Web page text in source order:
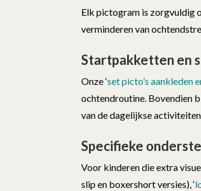
Elk pictogram is zorgvuldig
verminderen van
Startpakketten en
Onze ‘set picto’s aankleden
ochtendroutine. Bovendien
van de dagelijkse
Specifieke
Voor kinderen die extra
slip en boxershort versies), ‘